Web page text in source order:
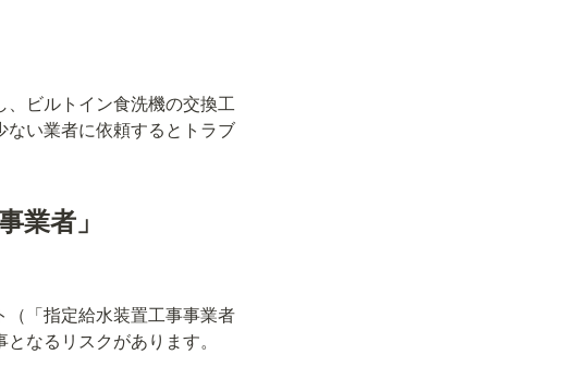
ビルトイン食洗機の交換工
い業者に依頼するとトラブ
業者」
「指定給水装置工事事業者
なるリスクがあります。